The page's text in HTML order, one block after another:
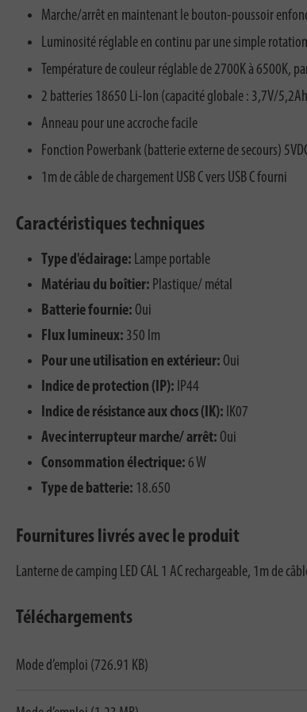
Marche/arrêt en maintenant le bouton-poussoir
Luminosité réglable en continu par une simple
Température de couleur réglable de 2700K à 6500K,
2 batteries 18650 Li-Ion (capacité globale : 3,7V/
Anneau pour une accroche facile
Fonction Powerbank (batterie externe de secours)
1m de câble de chargement USB C vers USB C fourni
Caractéristiques techniques
Type d'éclairage: Lampe portable
Matériau du boîtier: Plastique/ métal
Batterie fournie: Oui
Flux lumineux: 350 lm
Pour une utilisation en extérieur: Oui
Indice de protection (IP): IP44
Indice de résistance aux chocs (IK): IK07
Avec interrupteur marche/ arrêt: Oui
Consommation électrique: 6 W
Type de batterie: 18.650
Fournitures livrés avec le produit
Lanterne de camping LED CAL 1 AC rechargeable, 1m de
Téléchargements
Mode d’emploi (726.91 KB)